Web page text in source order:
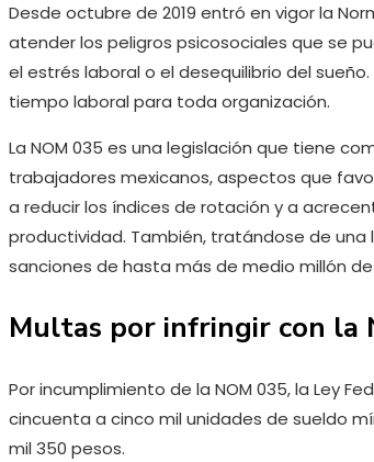
Desde octubre de 2019 entró en vigor la
atender los peligros psicosociales que se
el estrés laboral o el desequilibrio del
tiempo laboral para toda organización.
La NOM 035 es una legislación que tiene
trabajadores mexicanos, aspectos que
a reducir los índices de rotación y a
productividad. También, tratándose de
sanciones de hasta más de medio millón
Multas por infringir con la
Por incumplimiento de la NOM 035, la Ley
cincuenta a cinco mil unidades de sueldo
mil 350 pesos.